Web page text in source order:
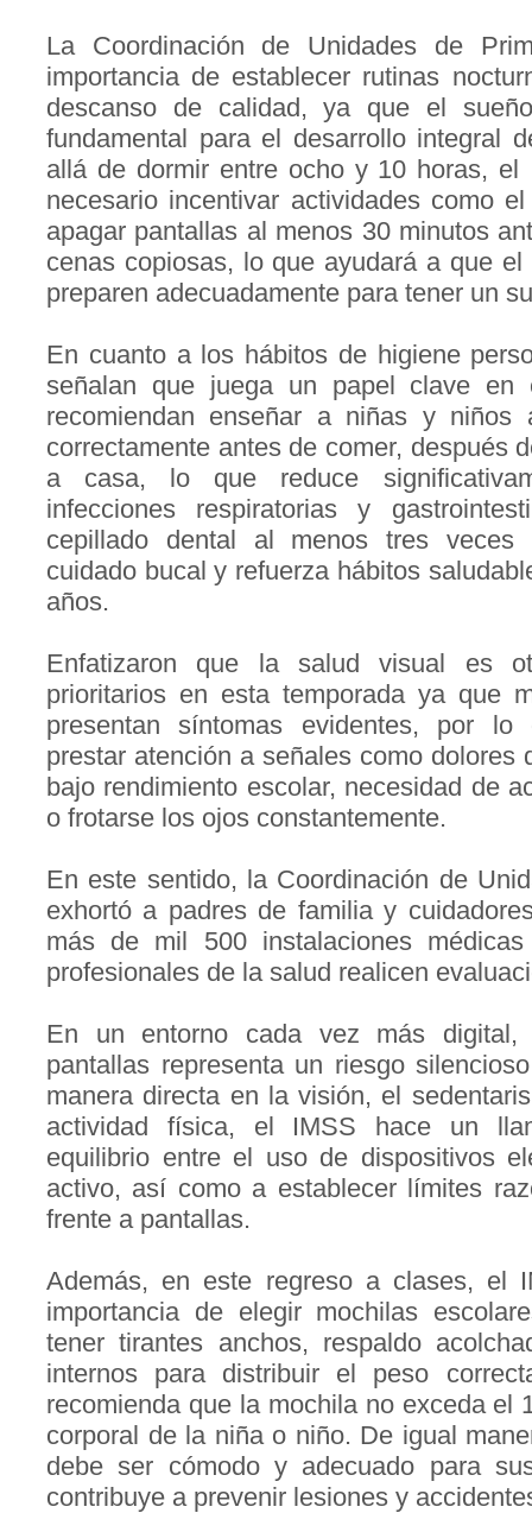
La Coordinación de Unidades de
importancia de establecer rutinas
descanso de calidad, ya que el
fundamental para el desarrollo integral
allá de dormir entre ocho y 10 horas, el
necesario incentivar actividades como
apagar pantallas al menos 30 minutos
cenas copiosas, lo que ayudará a que
preparen adecuadamente para tener un
En cuanto a los hábitos de higiene
señalan que juega un papel clave en
recomiendan enseñar a niñas y niños
correctamente antes de comer, después
a casa, lo que reduce
infecciones respiratorias y
cepillado dental al menos tres
cuidado bucal y refuerza hábitos
años.
Enfatizaron que la salud visual es
prioritarios en esta temporada ya que
presentan síntomas evidentes, por lo
prestar atención a señales como dolores
bajo rendimiento escolar, necesidad de
o frotarse los ojos constantemente.
En este sentido, la Coordinación de
exhortó a padres de familia y
más de mil 500 instalaciones
profesionales de la salud realicen
En un entorno cada vez más
pantallas representa un riesgo
manera directa en la visión, el
actividad física, el IMSS hace un
equilibrio entre el uso de dispositivos
activo, así como a establecer límites
frente a pantallas.
Además, en este regreso a clases, el
importancia de elegir mochilas
tener tirantes anchos, respaldo
internos para distribuir el peso
recomienda que la mochila no exceda el
corporal de la niña o niño. De igual
debe ser cómodo y adecuado para
contribuye a prevenir lesiones y